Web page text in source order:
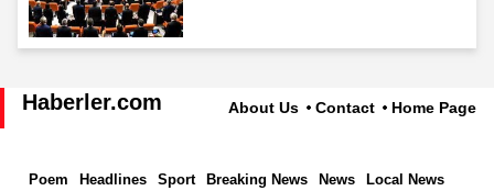
Haberler.com About Us Contact Home Page
Poem Headlines Sport Breaking News News Local News